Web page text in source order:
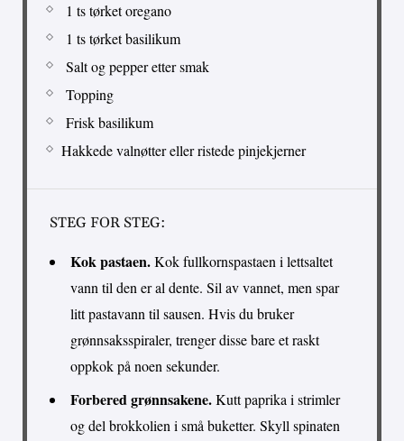
1 ts tørket oregano
1 ts tørket basilikum
Salt og pepper etter smak
Topping
Frisk basilikum
Hakkede valnøtter eller ristede pinjekjerner
STEG FOR STEG:
Kok pastaen.Kok fullkornspastaen i lettsaltet
vann til den er al dente. Sil av vannet, men spar
litt pastavann til sausen. Hvis du bruker
grønnsaksspiraler, trenger disse bare et raskt
oppkok på noen sekunder.
Forbered grønnsakene.Kutt paprika i strimler
og del brokkolien i små buketter. Skyll spinaten